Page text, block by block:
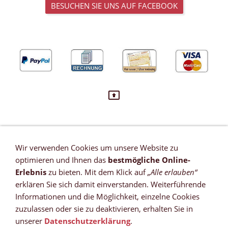
BESUCHEN SIE UNS AUF FACEBOOK
VERTRAG WIDERRUFEN
Newsletter
Wir verwenden Cookies um unsere Website zu
optimieren und Ihnen das bestmögliche Online-
Erlebnis zu bieten. Mit dem Klick auf„Alle erlauben“
erklären Sie sich damit einverstanden. Weiterführende
Informationen und die Möglichkeit, einzelne Cookies
zuzulassen oder sie zu deaktivieren, erhalten Sie in
unserer Datenschutzerklärung.